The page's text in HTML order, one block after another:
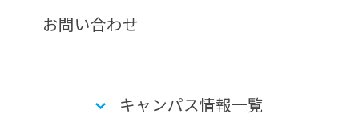
お問い合わせ
キャンパス情報一覧